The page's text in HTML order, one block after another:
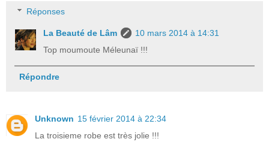
Réponses
La Beauté de Lâm
10 mars 2014 à 14:31
Top moumoute Méleunaï !!!
Répondre
Unknown 15 février 2014 à 22:34
La troisieme robe est très jolie !!!